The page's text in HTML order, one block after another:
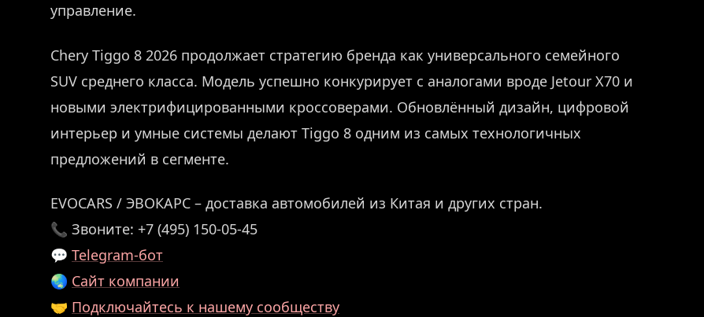
управление.
Chery Tiggo 8 2026 продолжает стратегию бренда как универсального семейного
SUV среднего класса. Модель успешно конкурирует с аналогами вроде Jetour X70 и
новыми электрифицированными кроссоверами. Обновлённый дизайн, цифровой
интерьер и умные системы делают Tiggo 8 одним из самых технологичных
предложений в сегменте.
EVOCARS / ЭВОКАРС – доставка автомобилей из Китая и других стран.
📞 Звоните: +7 (495) 150-05-45
💬 Telegram-бот
🌏 Сайт компании
🤝 Подключайтесь к нашему сообществу